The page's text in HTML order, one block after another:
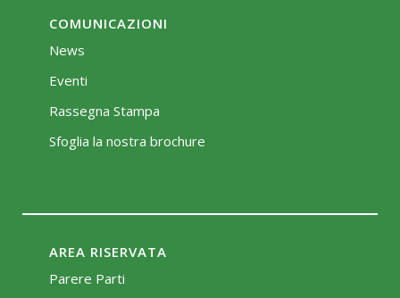
COMUNICAZIONI
News
Eventi
Rassegna Stampa
Sfoglia la nostra brochure
AREA RISERVATA
Parere Parti